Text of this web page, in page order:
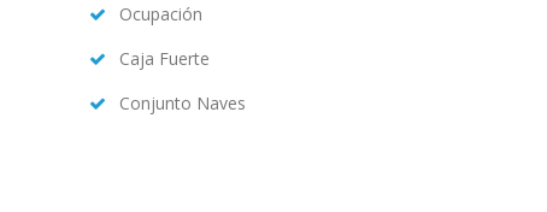
Ocupación
Caja Fuerte
Conjunto Naves